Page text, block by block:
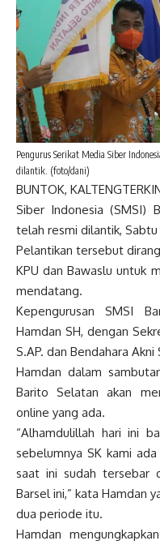
Pengurus Serikat Media Siber
dilantik. (foto/dani)
BUNTOK,
Siber Indonesia (SMSI)
telah resmi dilantik, Sabtu
Pelantikan tersebut
KPU dan Bawaslu untuk
mendatang.
Kepengurusan SMSI
Hamdan SH, dengan
S.AP. dan Bendahara Akni
Hamdan dalam
Barito Selatan akan
online yang ada.
“Alhamdulillah hari ini
sebelumnya SK kami
saat ini sudah tersebar
Barsel ini,” kata Hamdan
dua periode itu.
Hamdan